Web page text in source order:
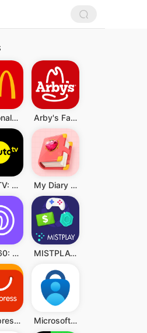
McDonald's Arby's Fast Food Sandwiches
PlutoTV: Live TV & Free Movies My Diary - Diary With Lock
Life360: Berbagi Lokasi MISTPLAY: Play to Earn Money
AliExpress - Shopping App Microsoft Authenticator